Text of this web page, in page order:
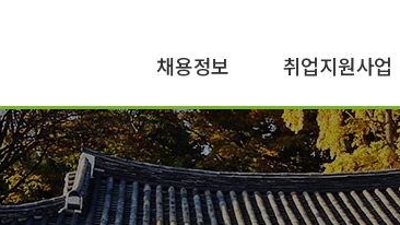
채용정보
공공일자리
민간일자리
취업지원사업
구직지원
구인지원